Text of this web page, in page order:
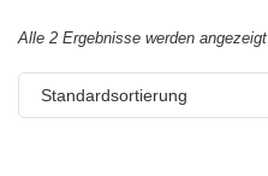
Alle 2 Ergebnisse werden angezeigt
Standardsortierung